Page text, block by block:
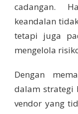
cadangan.
keandalan
tetapi juga
mengelola
Dengan
dalam strategi
vendor yang